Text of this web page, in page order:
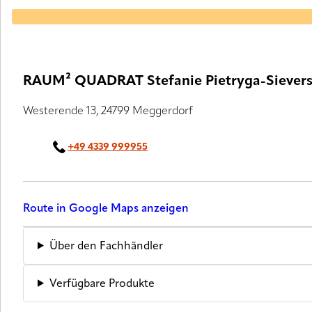
RAUM² QUADRAT Stefanie Pietryga-Sievers
Westerende 13, 24799 Meggerdorf
+49 4339 999955
Route in Google Maps anzeigen
Über den Fachhändler
Verfügbare Produkte